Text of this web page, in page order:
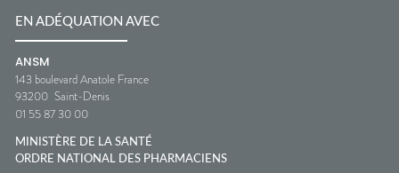
EN ADÉQUATION AVEC
ANSM
143 boulevard Anatole France
93200 Saint-Denis
01 55 87 30 00
MINISTÈRE DE LA SANTÉ
ORDRE NATIONAL DES PHARMACIENS